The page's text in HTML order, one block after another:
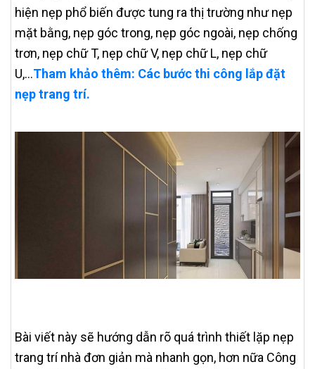
hiện nẹp phổ biến được tung ra thị trường như nẹp
mặt bằng, nẹp góc trong, nẹp góc ngoài, nẹp chống
trơn, nẹp chữ T, nẹp chữ V, nẹp chữ L, nẹp chữ
U,...Tham khảo thêm: Các bước thi công lắp đặt
nẹp trang trí.
Bài viết này sẽ hướng dẫn rõ quá trình thiết lặp nẹp
trang trí nhà đơn giản mà nhanh gọn, hơn nữa Công